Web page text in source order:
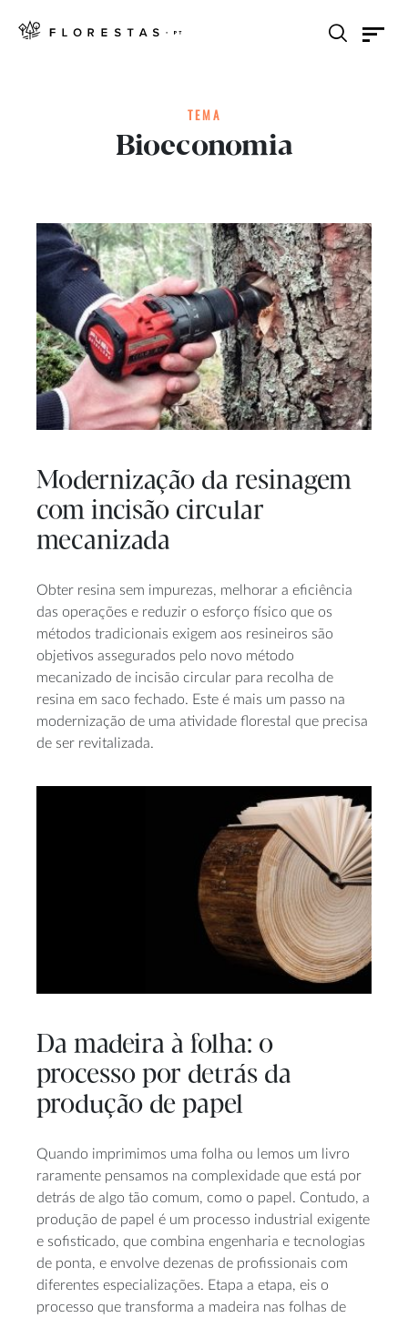
TEMA
Bioeconomia
Modernização da resinagem
com incisão circular
mecanizada
Obter resina sem impurezas, melhorar a eficiência
das operações e reduzir o esforço físico que os
métodos tradicionais exigem aos resineiros são
objetivos assegurados pelo novo método
mecanizado de incisão circular para recolha de
resina em saco fechado. Este é mais um passo na
modernização de uma atividade florestal que precisa
de ser revitalizada.
Da madeira à folha: o
processo por detrás da
produção de papel
Quando imprimimos uma folha ou lemos um livro
raramente pensamos na complexidade que está por
detrás de algo tão comum, como o papel. Contudo, a
produção de papel é um processo industrial exigente
e sofisticado, que combina engenharia e tecnologias
de ponta, e envolve dezenas de profissionais com
diferentes especializações. Etapa a etapa, eis o
processo que transforma a madeira nas folhas de